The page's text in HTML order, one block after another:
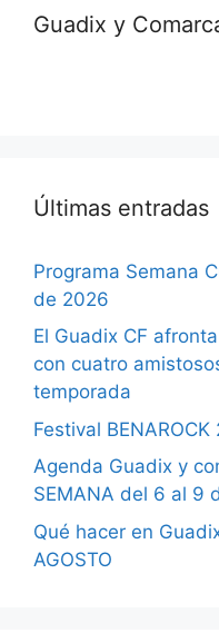
Guadix y
Últimas entradas
Programa Semana
de 2026
El Guadix CF
con cuatro
temporada
Festival BENAROCK
Agenda Guadix y
SEMANA del 6 al 9
Qué hacer en
AGOSTO